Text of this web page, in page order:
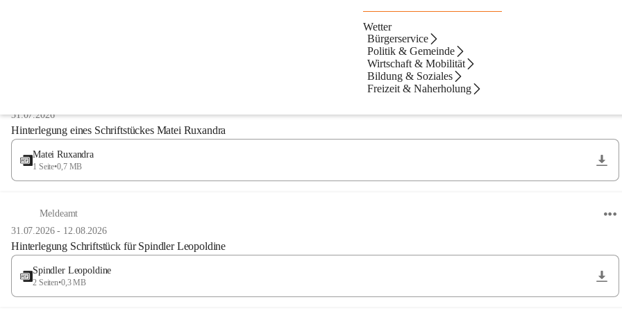
Wetter
Bürgerservice
Politik & Gemeinde
Wirtschaft & Mobilität
Bildung & Soziales
Freizeit & Naherholung
31.07.2026
Hinterlegung eines Schriftstückes Matei Ruxandra
Matei Ruxandra
1 Seite•0,7 MB
Meldeamt
31.07.2026- 12.08.2026
Hinterlegung Schriftstück für Spindler Leopoldine
Spindler Leopoldine
2 Seiten•0,3 MB